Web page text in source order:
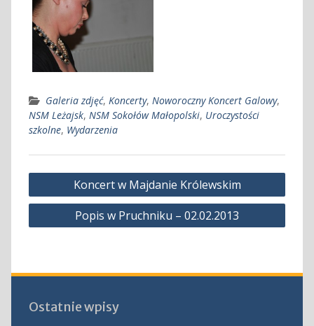
Galeria zdjęć, Koncerty, Noworoczny Koncert Galowy,
NSM Leżajsk, NSM Sokołów Małopolski, Uroczystości
szkolne, Wydarzenia
Nawigacja
wpisu
Koncert w Majdanie Królewskim
Popis w Pruchniku – 02.02.2013
Ostatnie wpisy